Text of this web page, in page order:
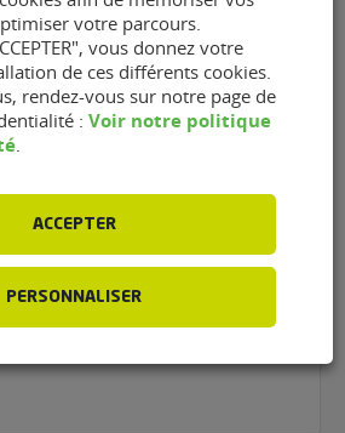
le garage AD -
de l'Authion de
(49160)
votre parcours.
vous donnez votre
de ces différents cookies.
rendez-vous sur notre page de
: Voir notre politique
.
ACCEPTER
PERSONNALISER